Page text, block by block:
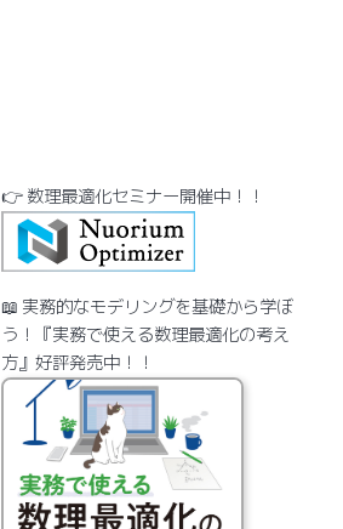
👉 数理最適化セミナー開催中！！
📖 実務的なモデリングを基礎から学ぼ
う！『実務で使える数理最適化の考え
方』好評発売中！！